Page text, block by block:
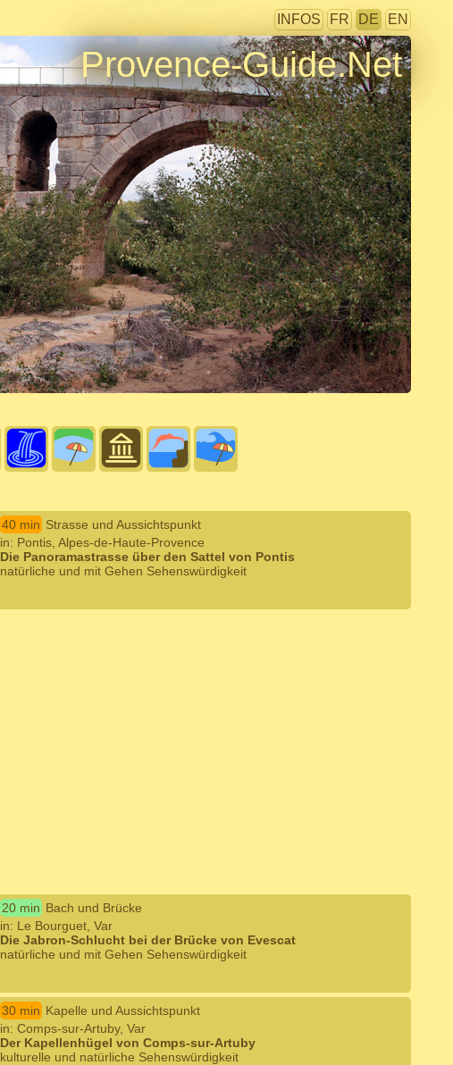
INFOS FR DE EN
Provence-Guide.Net
40 min Strasse und Aussichtspunkt
in: Pontis, Alpes-de-Haute-Provence
Die Panoramastrasse über den Sattel von Pontis
natürliche und mit Gehen Sehenswürdigkeit
20 min Bach und Brücke
in: Le Bourguet, Var
Die Jabron-Schlucht bei der Brücke von Evescat
natürliche und mit Gehen Sehenswürdigkeit
30 min Kapelle und Aussichtspunkt
in: Comps-sur-Artuby, Var
Der Kapellenhügel von Comps-sur-Artuby
kulturelle und natürliche Sehenswürdigkeit